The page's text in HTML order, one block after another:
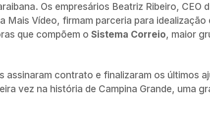
Os empresários Beatriz Ribeiro, CEO
Mais Vídeo, firmam parceria para idealização
que compõem o Sistema Correio, maior
contrato e finalizaram os últimos
vez na história de Campina Grande, uma